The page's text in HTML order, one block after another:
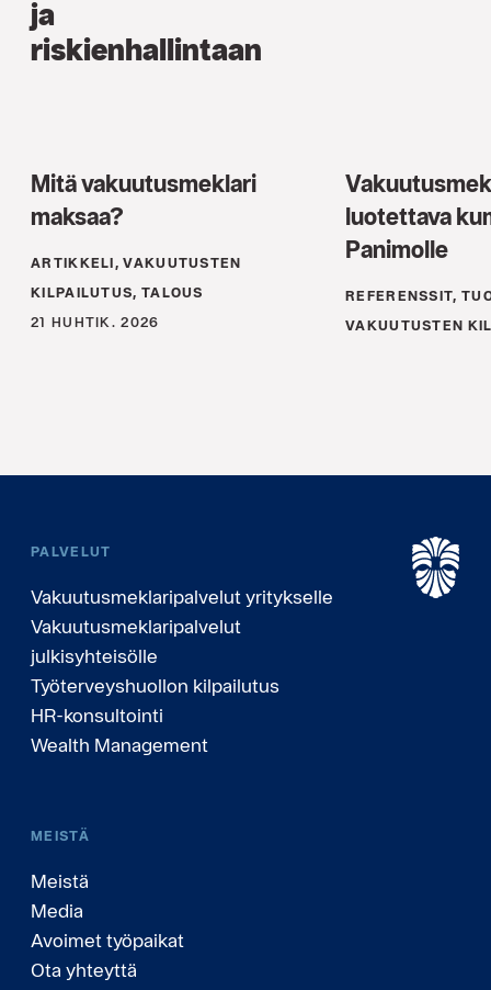
ja
riskienhallintaan
Mitä vakuutusmeklari
maksaa?
ARTIKKELI, VAKUUTUSTEN
KILPAILUTUS, TALOUS
21 HUHTIK. 2026
luotettava
Panimolle
REFERENSSIT,
VAKUUTUSTEN
PALVELUT
Vakuutusmeklaripalvelut yritykselle
Vakuutusmeklaripalvelut
julkisyhteisölle
Työterveyshuollon kilpailutus
HR-konsultointi
Wealth Management
MEISTÄ
Meistä
Media
Avoimet työpaikat
Ota yhteyttä